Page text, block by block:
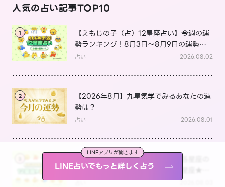
LINEアプリが開きます
LINE占いでもっと詳しく占う
人気の占い記事TOP10
1
【えもじの子（占）12星座占い】今週の運
勢ランキング！8月3日～8月9日の運勢
は？
占い 2026.08.02
2
【2026年8月】九星気学でみるあなたの運
勢は？
占い 2026.08.01
【えもじの子（占）12星座占い】各星座の
お金の使い方と貯金の傾向は？12星座★徹
底解説
占い 2026.08.03